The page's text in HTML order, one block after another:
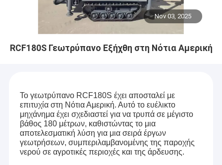
Nov 03, 2025
RCF180S Γεωτρύπανο Εξήχθη στη Νότια Αμερική
Το γεωτρύπανο RCF180S έχει αποσταλεί με
επιτυχία στη Νότια Αμερική. Αυτό το ευέλικτο
μηχάνημα έχει σχεδιαστεί για να τρυπά σε μέγιστο
βάθος 180 μέτρων, καθιστώντας το μια
αποτελεσματική λύση για μια σειρά έργων
γεωτρήσεων, συμπεριλαμβανομένης της παροχής
νερού σε αγροτικές περιοχές και της άρδευσης.